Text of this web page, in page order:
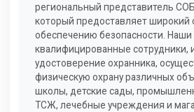
региональный представитель
который предоставляет широкий
обеспечению безопасности. Наши
квалифицированные
удостоверение охранника,
физическую охрану различных
школы, детские сады,
ТСЖ, лечебные учреждения и